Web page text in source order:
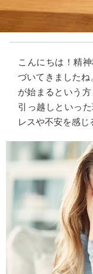
こんにちは！精
づいてきました
が始まるという
引っ越しといっ
レスや不安を感じ